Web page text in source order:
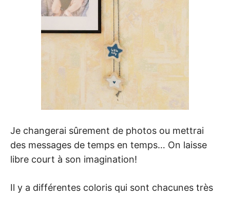
Je changerai sûrement de photos ou mettrai
des messages de temps en temps… On laisse
libre court à son imagination!
Il y a différentes coloris qui sont chacunes très